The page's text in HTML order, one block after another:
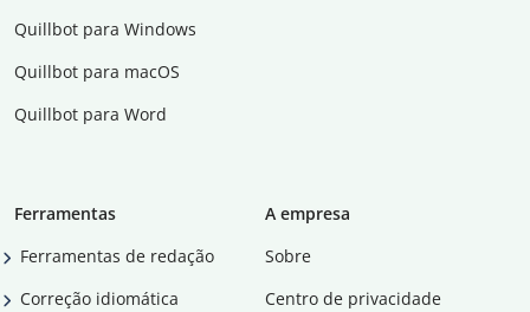
Quillbot para Windows
Quillbot para macOS
Quillbot para Word
Ferramentas
Ferramentas de redação
Correção idiomática
A empresa
Sobre
Centro de privacidade